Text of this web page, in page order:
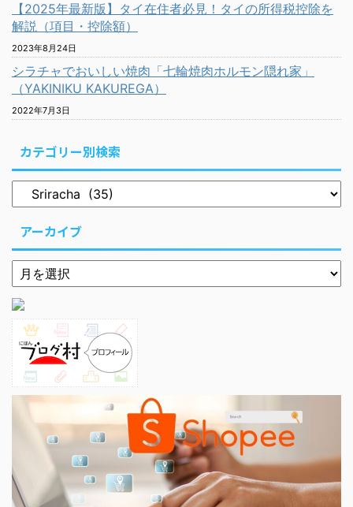
【2025年最新版】タイ在住者必見！タイの所得税控除を
解説（項目・控除額）
2023年8月24日
シラチャでおいしい焼肉「七輪焼肉ホルモン隠れ家」
（YAKINIKU KAKUREGA）
2022年7月3日
カテゴリー別検索
アーカイブ